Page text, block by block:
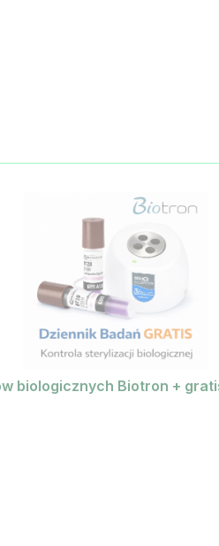
biologicznych Biotron +